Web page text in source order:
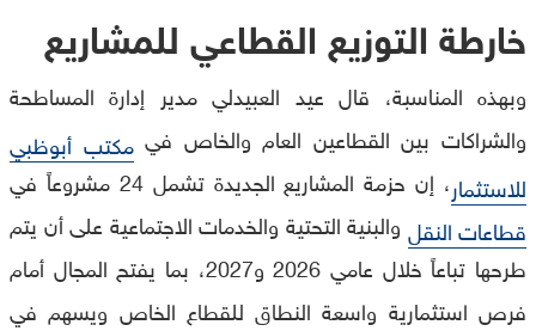
خارطة التوزيع القطاعي للمشاريع
وبهذه المناسبة، قال عيد العبيدلي مدير إدارة المساطحة
والشراكات بين القطاعين العام والخاص في مكتب أبوظبي
للاستثمار، إن حزمة المشاريع الجديدة تشمل 24 مشروعاً في
قطاعات النقل والبنية التحتية والخدمات الاجتماعية على أن يتم
طرحها تباعاً خلال عامي 2026 و2027، بما يفتح المجال أمام
فرص استثمارية واسعة النطاق للقطاع الخاص ويسهم في